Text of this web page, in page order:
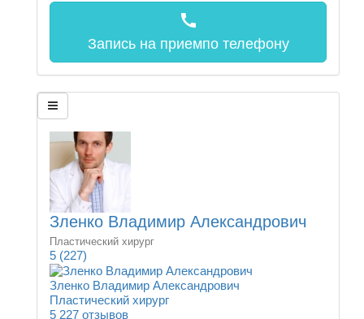
call
Запись на приемпо телефону
Зленко Владимир Александрович
Пластический хирург
5 (227)
Зленко Владимир Александрович
Пластический хирург
5 227 отзывов